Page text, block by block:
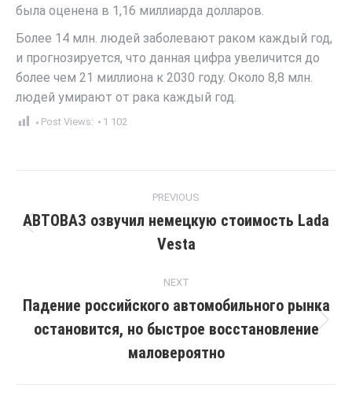
была оценена в 1,16 миллиарда долларов.
Более 14 млн. людей заболевают раком каждый год,
и прогнозируется, что данная цифра увеличится до
более чем 21 миллиона к 2030 году. Около 8,8 млн.
людей умирают от рака каждый год.
Post Views: 1 102
navigation
PREVIOUS
Previous
post:
АВТОВАЗ озвучил немецкую стоимость Lada
Vesta
NEXT
Next
post:
Падение российского автомобильного рынка
остановится, но быстрое восстановление
маловероятно